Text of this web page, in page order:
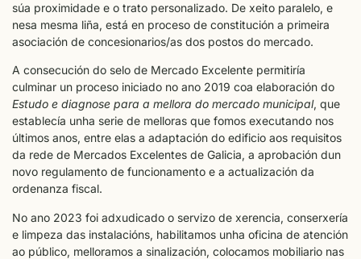
súa proximidade e o trato personalizado. De xeito paralelo, e
nesa mesma liña, está en proceso de constitución a primeira
asociación de concesionarios/as dos postos do mercado.
A consecución do selo de Mercado Excelente permitiría
culminar un proceso iniciado no ano 2019 coa elaboración do
Estudo e diagnose para a mellora do mercado municipal, que
establecía unha serie de melloras que fomos executando nos
últimos anos, entre elas a adaptación do edificio aos requisitos
da rede de Mercados Excelentes de Galicia, a aprobación dun
novo regulamento de funcionamento e a actualización da
ordenanza fiscal.
No ano 2023 foi adxudicado o servizo de xerencia, conserxería
e limpeza das instalacións, habilitamos unha oficina de atención
ao público, melloramos a sinalización, colocamos mobiliario nas